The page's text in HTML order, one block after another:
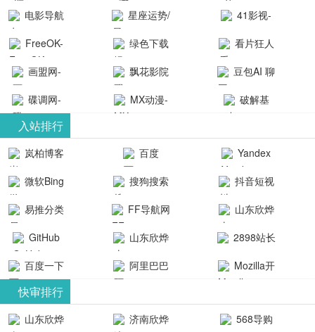
航-办公运营
院-哪吒影院
提供最新、
最全的高清
电影、电视
剧、动漫和
综艺节目免
费观看。平
台内容丰
富，更新快
速，支持在
线观看，满
足各类影迷
需求，提供
无广告、高
清流畅的观
影体验。
画-官网
动漫综合
电影导航
- 免费看电影
就来这！ | 快
导航网-免费
看电影就来
这！收录大
量免费看电
影网站！
星座运势/
最星座/美国
神婆星座网
41影视-
聚合最近好
看的电视剧
最新电影网
站-41影视为
成全短剧电
视剧、电视
剧大全、好
看的电视
剧、最新的
电影在线观
看，神马影
最新好看的
FreeOK-
FreeOK影视
官网-最新影
视资源|追剧
也很卷
绿色下载
吧
看片狂人
- 高清视频资
源免费在线
观看
画盟网-
画师联盟官
网
_huashilm.com_
动漫综合
飘花影院
网
豆包AI 聊
天智能对话
网页版入口
碟调网-
碟调网为您
提供最新电
视剧和2025
年最新电影
的在线观
看，快来碟
调电影网在
线观看最新
热门影视作
MX动漫-
漫免费在线
观看
破解基
整合当前互
联网最新最
全最优质的
软件免费下
载、资源免
费共享、技
术教程学习
台！整合破
入站排行
岚柏博客 百度
Yandex
搜索
微软Bing
搜狗搜索
引擎
抖音短视
频
易推分类
目录网
FF导航网
山东欣烨
化工有限公
GitHub
山东欣烨
生物科技有
2898站长
资源平台
百度一下
阿里巴巴
Mozilla开
快审排行
山东欣烨
济南欣烨
568导购